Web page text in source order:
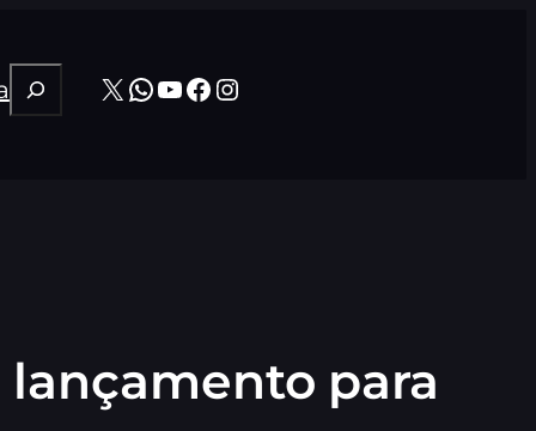
Pesquisar
X WhatsApp
Youtube
Facebook
Instagram
para